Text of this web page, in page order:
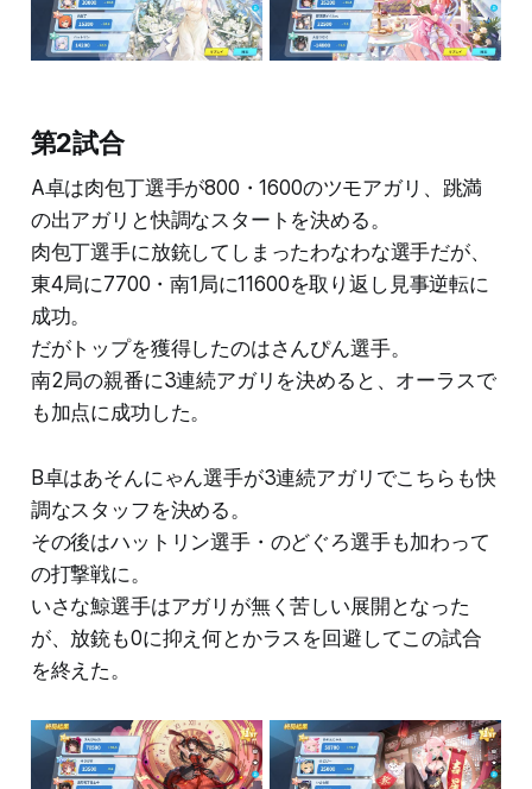
第2試合
A卓は肉包丁選手が800・1600のツモアガリ、跳満
の出アガリと快調なスタートを決める。
肉包丁選手に放銃してしまったわなわな選手だが、
東4局に7700・南1局に11600を取り返し見事逆転に
成功。
だがトップを獲得したのはさんぴん選手。
南2局の親番に3連続アガリを決めると、オーラスで
も加点に成功した。
B卓はあそんにゃん選手が3連続アガリでこちらも快
調なスタッフを決める。
その後はハットリン選手・のどぐろ選手も加わって
の打撃戦に。
いさな鯨選手はアガリが無く苦しい展開となった
が、放銃も0に抑え何とかラスを回避してこの試合
を終えた。